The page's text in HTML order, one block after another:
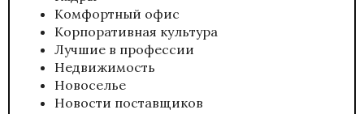
Комфортный офис
Корпоративная культура
Лучшие в профессии
Недвижимость
Новоселье
Новости поставщиков